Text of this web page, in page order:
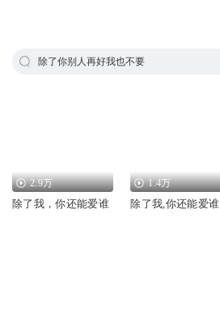
除了你别人再好我也不要
2.9万
除了我，你还能爱谁
1.4万
除了我,你还能爱谁